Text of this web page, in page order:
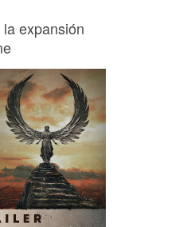
expansión